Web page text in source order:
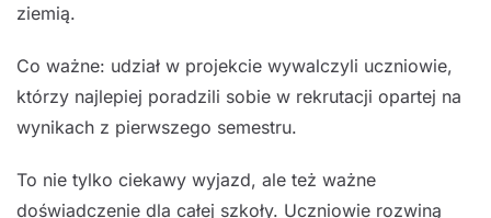
ziemią.
Co ważne: udział w projekcie wywalczyli uczniowie,
którzy najlepiej poradzili sobie w rekrutacji opartej na
wynikach z pierwszego semestru.
To nie tylko ciekawy wyjazd, ale też ważne
doświadczenie dla całej szkoły. Uczniowie rozwiną